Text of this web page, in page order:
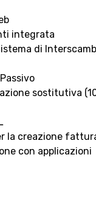
integrata
di
sostitutiva
la creazione
con applicazioni